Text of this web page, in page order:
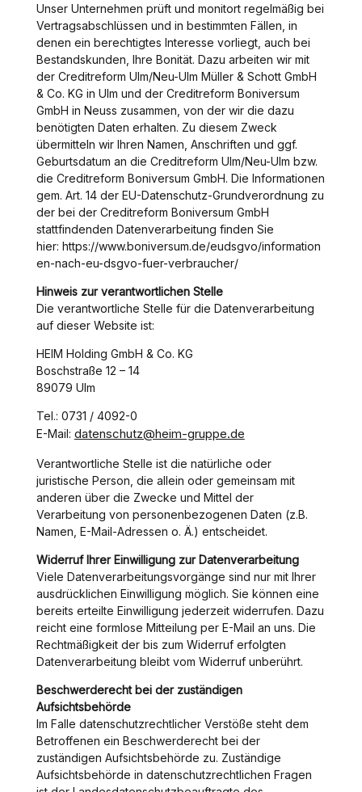
Unser Unternehmen prüft und monitort regelmäßig bei
Vertragsabschlüssen und in bestimmten Fällen, in
denen ein berechtigtes Interesse vorliegt, auch bei
Bestandskunden, Ihre Bonität. Dazu arbeiten wir mit
der Creditreform Ulm/Neu-Ulm Müller & Schott GmbH
& Co. KG in Ulm und der Creditreform Boniversum
GmbH in Neuss zusammen, von der wir die dazu
benötigten Daten erhalten. Zu diesem Zweck
übermitteln wir Ihren Namen, Anschriften und ggf.
Geburtsdatum an die Creditreform Ulm/Neu-Ulm bzw.
die Creditreform Boniversum GmbH. Die Informationen
gem. Art. 14 der EU-Datenschutz-Grundverordnung zu
der bei der Creditreform Boniversum GmbH
stattfindenden Datenverarbeitung finden Sie
hier: https://www.boniversum.de/eudsgvo/information
en-nach-eu-dsgvo-fuer-verbraucher/
Hinweis zur verantwortlichen Stelle
Die verantwortliche Stelle für die Datenverarbeitung
auf dieser Website ist:
HEIM Holding GmbH & Co. KG
Boschstraße 12 – 14
89079 Ulm
Tel.: 0731 / 4092-0
E-Mail: datenschutz@heim-gruppe.de
Verantwortliche Stelle ist die natürliche oder
juristische Person, die allein oder gemeinsam mit
anderen über die Zwecke und Mittel der
Verarbeitung von personenbezogenen Daten (z.B.
Namen, E-Mail-Adressen o. Ä.) entscheidet.
Widerruf Ihrer Einwilligung zur Datenverarbeitung
Viele Datenverarbeitungsvorgänge sind nur mit Ihrer
ausdrücklichen Einwilligung möglich. Sie können eine
bereits erteilte Einwilligung jederzeit widerrufen. Dazu
reicht eine formlose Mitteilung per E-Mail an uns. Die
Rechtmäßigkeit der bis zum Widerruf erfolgten
Datenverarbeitung bleibt vom Widerruf unberührt.
Beschwerderecht bei der zuständigen
Aufsichtsbehörde
Im Falle datenschutzrechtlicher Verstöße steht dem
Betroffenen ein Beschwerderecht bei der
zuständigen Aufsichtsbehörde zu. Zuständige
Aufsichtsbehörde in datenschutzrechtlichen Fragen